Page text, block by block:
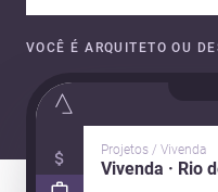
VOCÊ É ARQUITETO OU
Projetos / Vivenda
Vivenda · Rio